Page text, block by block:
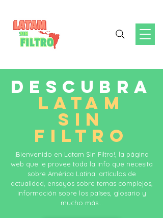
DESCUBRA
LATAM
SIN
FILTRO
¡Bienvenido en Latam Sin Filtro!, la página
web que le provee toda la info que necesita
sobre América Latina: artículos de
actualidad, ensayos sobre temas complejos,
información sobre los países, glosario y
mucho más...